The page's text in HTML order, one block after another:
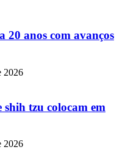
20 anos com avanços
2026
shih tzu colocam em
2026